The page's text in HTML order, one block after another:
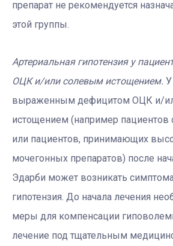
препарат не рекомендуется
этой группы.
Артериальная гипотензия у
ОЦК и/или солевым истощением. У
выраженным дефицитом ОЦК и/
истощением (например пациентов
или пациентов, принимающих
мочегонных препаратов) после
Эдарби может возникать
гипотензия. До начала лечения
меры для компенсации
лечение под тщательным